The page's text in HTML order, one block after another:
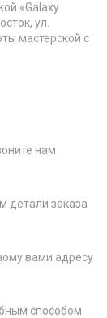
«Galaxy
ул.
мастерской с
нам
детали заказа
вами адресу
способом